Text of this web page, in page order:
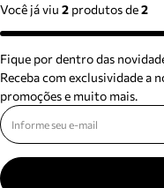
Você já viu 2 produtosde2
Fique por dentro das
Receba com exclusividade a
promoções e muito mais.